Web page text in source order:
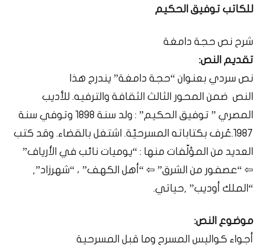
للكاتب توفيق الحكيم
شرح نص حجة دامغة
تقديم النص:
نص سردي بعنوان “حجة دامغة” يندرج هذا
النص ضمن المحور الثالث الثقافة والترفيه. للأديب
المصري ” توفيق الحكيم” : ولد سنة 1898 وتوفي سنة
1987.عُرف بكتاباته المسرحيّة. اشتغل بالقضاء. وقد كتب
العديد من المؤلّفات منها : “يوميات نائب في الأرياف”
⇦ “عصفور من الشرق” ⇦ “أهل الكهف” ، “شهرزاد”,
“الملك أوديب” ,حياتي.
موضوع النص:
أجواء كواليس المسرح وما قبل المسرحية